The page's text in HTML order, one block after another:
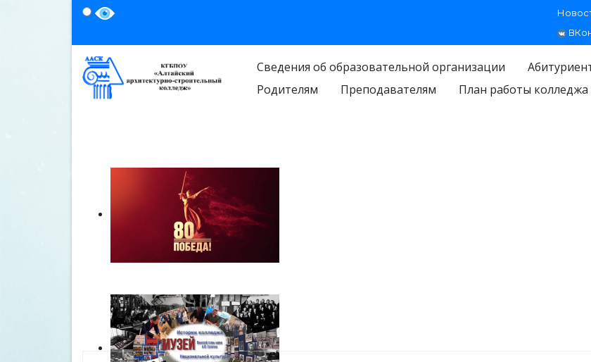
Сведения об образовательной организации
Родителям
Преподавателям План работы колледжа